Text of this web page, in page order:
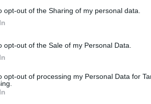
opt-out of the Sharing of my personal data.
opt-out of the Sale of my Personal Data.
opt-out of processing my Personal Data for
árverést! Kedd-től